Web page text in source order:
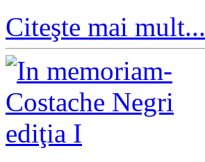
Citeşte mai mult...